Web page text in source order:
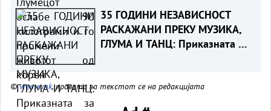
35 ГОДИНИ НЕЗАВИСНОСТ
РАСКАЖАНИ ПРЕКУ МУЗИКА,
ГЛУМА И ТАНЦ: Приказната за
©vreme.mk, правата за текстот се на редакцијата